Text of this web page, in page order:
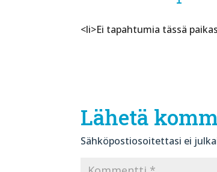
<li>Ei tapahtumia tässä
Lähetä
Sähköpostiosoitettasi ei